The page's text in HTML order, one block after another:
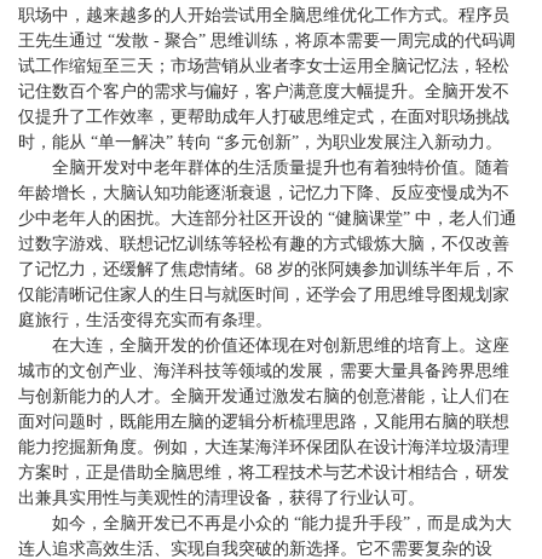
职场中，越来越多的人开始尝试用全脑思维优化工作方式。程序员
王先生通过 “发散 - 聚合” 思维训练，将原本需要一周完成的代码调
试工作缩短至三天；市场营销从业者李女士运用全脑记忆法，轻松
记住数百个客户的需求与偏好，客户满意度大幅提升。全脑开发不
仅提升了工作效率，更帮助成年人打破思维定式，在面对职场挑战
时，能从 “单一解决” 转向 “多元创新”，为职业发展注入新动力。
全脑开发对中老年群体的生活质量提升也有着独特价值。随着
年龄增长，大脑认知功能逐渐衰退，记忆力下降、反应变慢成为不
少中老年人的困扰。大连部分社区开设的 “健脑课堂” 中，老人们通
过数字游戏、联想记忆训练等轻松有趣的方式锻炼大脑，不仅改善
了记忆力，还缓解了焦虑情绪。68 岁的张阿姨参加训练半年后，不
仅能清晰记住家人的生日与就医时间，还学会了用思维导图规划家
庭旅行，生活变得充实而有条理。
在大连，全脑开发的价值还体现在对创新思维的培育上。这座
城市的文创产业、海洋科技等领域的发展，需要大量具备跨界思维
与创新能力的人才。全脑开发通过激发右脑的创意潜能，让人们在
面对问题时，既能用左脑的逻辑分析梳理思路，又能用右脑的联想
能力挖掘新角度。例如，大连某海洋环保团队在设计海洋垃圾清理
方案时，正是借助全脑思维，将工程技术与艺术设计相结合，研发
出兼具实用性与美观性的清理设备，获得了行业认可。
如今，全脑开发已不再是小众的 “能力提升手段”，而是成为大
连人追求高效生活、实现自我突破的新选择。它不需要复杂的设